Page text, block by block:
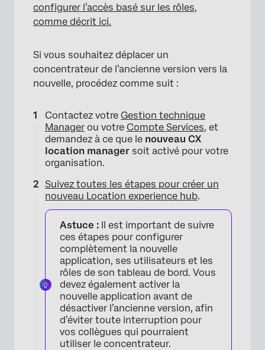
configurer l’accès basé sur les rôles,
comme décrit ici.
Si vous souhaitez déplacer un
concentrateur de l’ancienne version vers la
nouvelle, procédez comme suit :
Contactez votre Gestion technique
Manager ou votre Compte Services, et
demandez à ce que le nouveau CX
location manager soit activé pour votre
organisation.
Suivez toutes les étapes pour créer un
nouveau Location experience hub.
Astuce : Il est important de suivre
ces étapes pour configurer
complètement la nouvelle
application, ses utilisateurs et les
rôles de son tableau de bord. Vous
devez également activer la
nouvelle application avant de
désactiver l’ancienne version, afin
d’éviter toute interruption pour
vos collègues qui pourraient
utiliser le concentrateur.